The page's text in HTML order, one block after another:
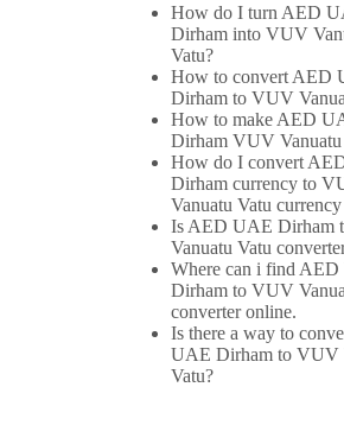
How do I turn AED
Dirham into VUV
Vatu?
How to convert AED
Dirham to VUV
How to make AED
Dirham VUV Vanuatu
How do I convert
Dirham currency to
Vanuatu Vatu currency
Is AED UAE Dirham
Vanuatu Vatu
Where can i find
Dirham to VUV
converter online.
Is there a way to
UAE Dirham to VUV
Vatu?